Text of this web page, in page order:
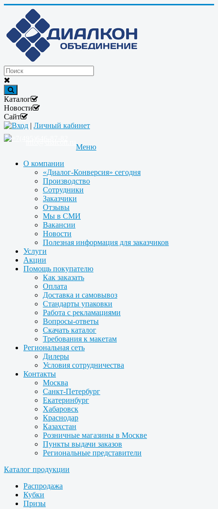
Каталог
Новости
Сайт
Вход | Личный кабинет
Меню
О компании
«Диалог-Конверсия» сегодня
Производство
Сотрудники
Заказчики
Отзывы
Мы в СМИ
Вакансии
Новости
Полезная информация для заказчиков
Услуги
Акции
Помощь покупателю
Как заказать
Оплата
Доставка и самовывоз
Стандарты упаковки
Работа с рекламациями
Вопросы-ответы
Скачать каталог
Требования к макетам
Региональная сеть
Дилеры
Условия сотрудничества
Контакты
Москва
Санкт-Петербург
Екатеринбург
Хабаровск
Краснодар
Казахстан
Розничные магазины в Москве
Пункты выдачи заказов
Региональные представители
Каталог продукции
Распродажа
Кубки
Призы